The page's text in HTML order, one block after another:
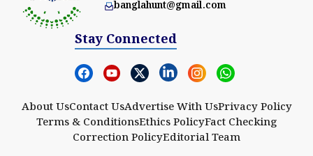
banglahunt@gmail.com
Stay Connected
About UsContact UsAdvertise With UsPrivacy Policy
Terms & ConditionsEthics PolicyFact Checking
Correction PolicyEditorial Team